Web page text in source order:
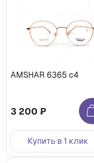
AMSHAR 6365 c4
3 200 ₽
Купить в 1 клик